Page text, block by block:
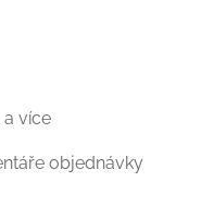
a více
objednávky